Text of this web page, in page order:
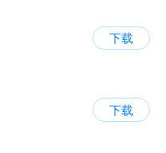
下载
下载